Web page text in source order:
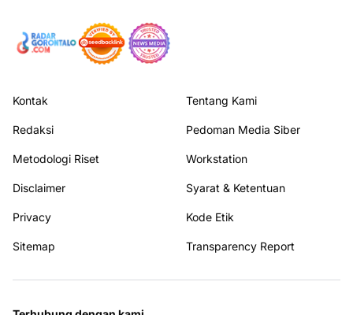
Kontak Tentang Kami
Redaksi Pedoman Media Siber
Metodologi Riset Workstation
Disclaimer Syarat & Ketentuan
Privacy Kode Etik
Sitemap Transparency Report